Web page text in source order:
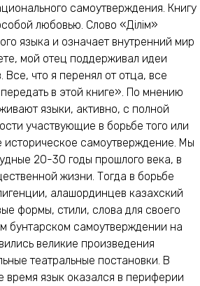
самоутверждения. Книгу
любовью. Слово «Ділім»
языка и означает внутренний мир
мой отец поддерживал идеи
что я перенял от отца, все
в этой книге». По мнению
языки, активно, с полной
участвующие в борьбе того или
историческое самоутверждение. Мы
20-30 годы прошлого века, в
жизни. Тогда в борьбе
алашординцев казахский
формы, стили, слова для своего
бунтарском самоутверждении на
великие произведения
театральные постановки. В
время язык оказался в периферии